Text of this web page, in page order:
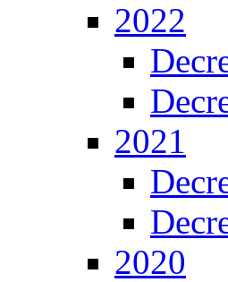
2022
2021
2020